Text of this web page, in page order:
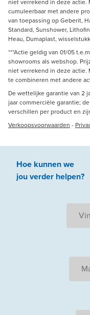
niet verrekend in deze
cumuleerbaar met andere
van toepassing op Geberit,
Standard, Sunshower,
Heau, Dumaplast,
***Actie geldig van 01/05
showrooms als webshop.
niet verrekend in deze
te combineren met andere
De wettelijke garantie van 2
jaar commerciële garantie;
verschillen per product en
Verkoopsvoorwaarden -
Hoe kunnen we
jouverder helpen?